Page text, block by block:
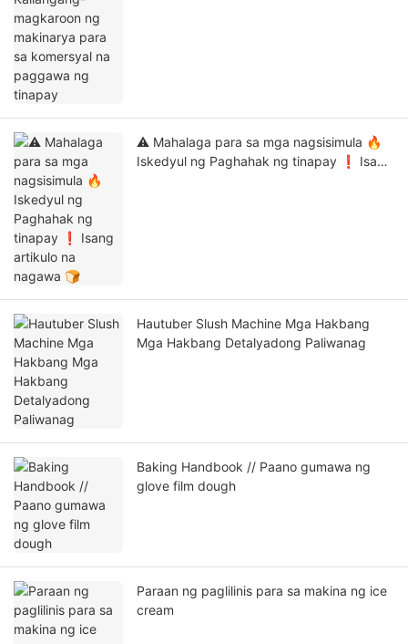
⚠️ Mahalaga para sa mga nagsisimula 🔥
Iskedyul ng Paghahak ng tinapay ❗ Isang
Hautuber Slush Machine Mga Hakbang
Mga Hakbang Detalyadong Paliwanag
Baking Handbook // Paano gumawa ng
glove film dough
Paraan ng paglilinis para sa makina ng ice
cream